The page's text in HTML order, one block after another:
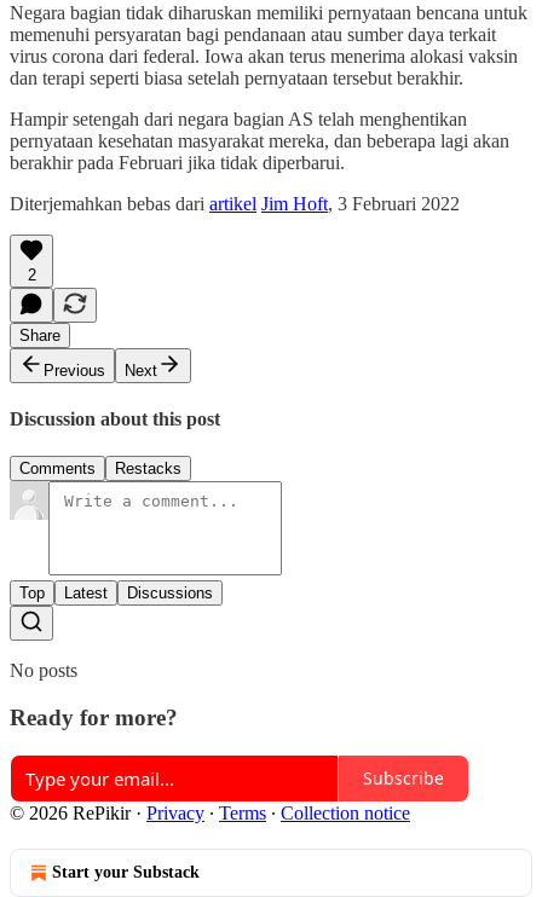
Negara bagian tidak diharuskan memiliki pernyataan bencana untuk
memenuhi persyaratan bagi pendanaan atau sumber daya terkait
virus corona dari federal. Iowa akan terus menerima alokasi vaksin
dan terapi seperti biasa setelah pernyataan tersebut berakhir.
Hampir setengah dari negara bagian AS telah menghentikan
pernyataan kesehatan masyarakat mereka, dan beberapa lagi akan
berakhir pada Februari jika tidak diperbarui.
Diterjemahkan bebas dari artikel Jim Hoft, 3 Februari 2022
2
Share
Previous
Next
Discussion about this post
Comments Restacks
Top Latest Discussions
No posts
Ready for more?
Subscribe
© 2026 RePikir· Privacy ∙ Terms ∙ Collection notice
Start your Substack